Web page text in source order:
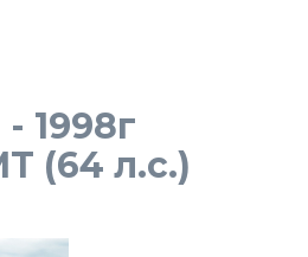
1998г
(64 л.с.)